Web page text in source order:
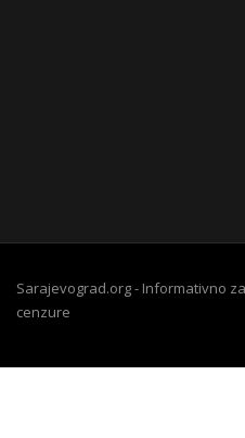
Sarajevograd.org - Informativno
cenzure